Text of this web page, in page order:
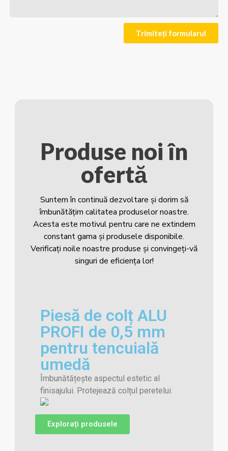
Trimiteți formularul
Produse noi în
ofertă
Suntem în continuă dezvoltare și dorim să
îmbunătățim calitatea produselor noastre.
Acesta este motivul pentru care ne extindem
constant gama și produsele disponibile.
Verificați noile noastre produse și convingeți-vă
singuri de eficiența lor!
Piesă de colț ALU
PROFI de 0,5 mm
pentru tencuială
umedă
Îmbunătățește aspectul estetic al
finisajului. Protejează colțul peretelui.
Explorați produsele